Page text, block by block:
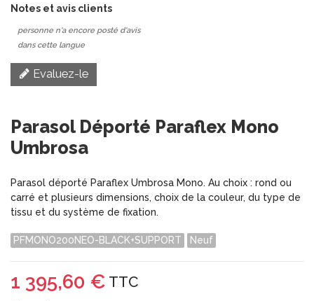
Notes et avis clients
personne n'a encore posté d'avis
dans cette langue
Evaluez-le
Parasol Déporté Paraflex Mono
Umbrosa
Parasol déporté Paraflex Umbrosa Mono. Au choix : rond ou
carré et plusieurs dimensions, choix de la couleur, du type de
tissu et du système de fixation.
PFMONO200NEO-BLACK+SUPPORT Neuf
1 395,60 € TTC